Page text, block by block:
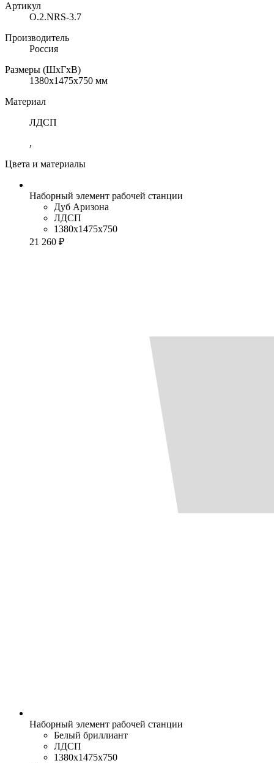
Артикул
O.2.NRS-3.7
Производитель
Россия
Размеры (ШхГхВ)
1380x1475x750 мм
Материал
ЛДСП
,
Цвета и материалы
Наборный элемент рабочей станции
Дуб Аризона
ЛДСП
1380x1475x750
21 260 ₽
Наборный элемент рабочей станции
Белый бриллиант
ЛДСП
1380x1475x750